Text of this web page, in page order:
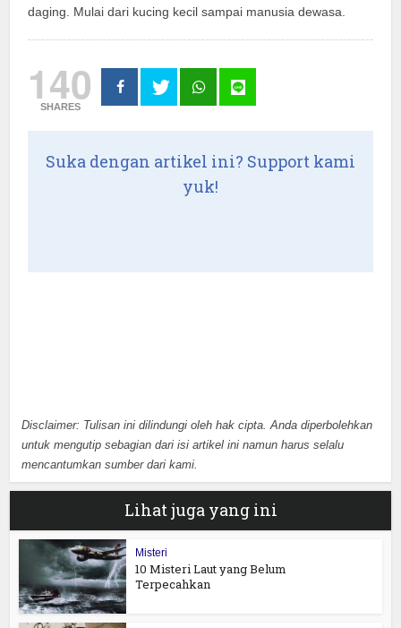
daging. Mulai dari kucing kecil sampai manusia dewasa.
140
SHARES
Suka dengan artikel ini? Support kami
yuk!
Disclaimer: Tulisan ini dilindungi oleh hak cipta. Anda diperbolehkan
untuk mengutip sebagian dari isi artikel ini namun harus selalu
mencantumkan sumber dari kami.
Lihat juga yang ini
Misteri
10 Misteri Laut yang Belum
Terpecahkan